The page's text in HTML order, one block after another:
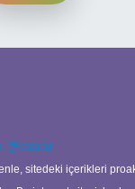
@karabul
sitedeki içerikleri